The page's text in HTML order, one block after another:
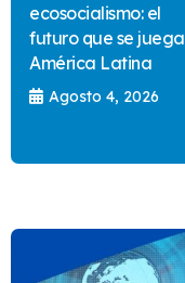
ecosocialismo: el
futuro que se juega
América Latina
Agosto 4, 2026